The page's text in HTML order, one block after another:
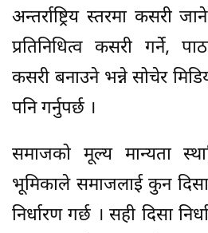
अन्तर्राष्ट्रिय स्तरमा कसरी
प्रतिनिधित्व कसरी गर्ने,
कसरी बनाउने भन्ने सोचेर
पनि गर्नुपर्छ ।
समाजको मूल्य मान्यता
भूमिकाले समाजलाई कुन
निर्धारण गर्छ । सही दिसा